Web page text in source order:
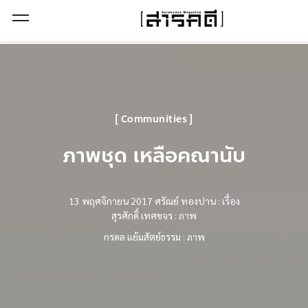
Communities
ภาพชุด เหลือคณานับ
13 พฤศจิกายน 2017 ศรัณย์ ทองปาน : เรื่อง
สุรศักดิ์ เทศขจร : ภาพ
กรดล แย้มสัตย์ธรรม : ภาพ